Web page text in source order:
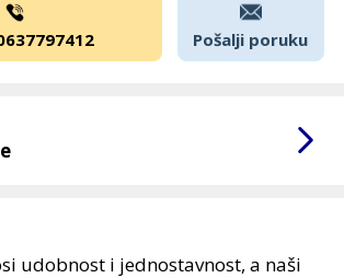
Pošalji poruku
udobnost i jednostavnost, a naši